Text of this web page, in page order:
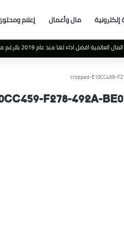
إلكترونية مال وأعمال إعلام
اداء لها منذ عام 2019 بالرغم من المشكلات العالمية المتعددة
cropped-E10CC459-
F278-492A-